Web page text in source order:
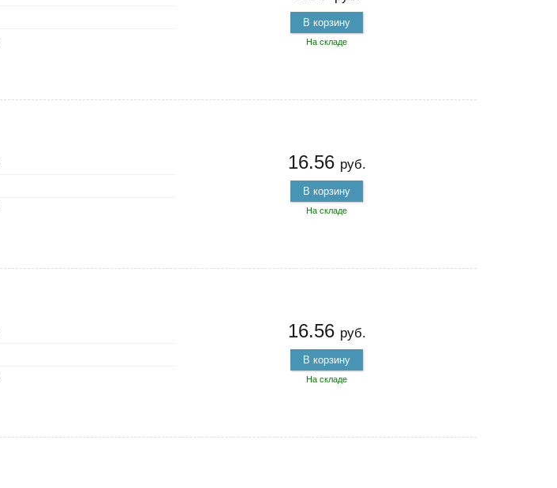
В корзину
На складе
16.56 руб.
В корзину
На складе
16.56 руб.
В корзину
На складе